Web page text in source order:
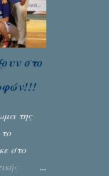
στο
της
στο